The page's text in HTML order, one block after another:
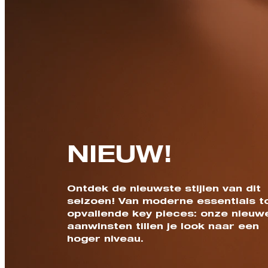
NIEUW!
Ontdek de nieuwste stijlen van dit
seizoen! Van moderne essentials
opvallende key pieces: onze
aanwinsten tillen je look naar een
hoger niveau.